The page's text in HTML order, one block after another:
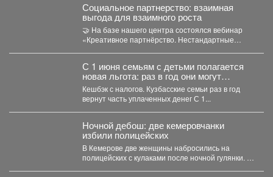
Социальное партнерство: взаимная
выгода для взаимного роста
🤝 На базе нашего центра состоялся вебинар
«Креативное партнёрство. Нестандартные
С 1 июня семьям с детьми полагается
новая льгота: раз в год они могут
вернуть часть уплаченного налога.
Кешбэк с налогов. Кузбасские семьи раз в год
вернут часть уплаченных денег С 1...
Ночной дебош: две кемеровчанки
избили полицейских
В Кемерове две женщины набросились на
полицейских с кулаками после ночной гулянки. В